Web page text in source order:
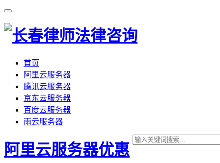
首页
阿里云服务器
腾讯云服务器
京东云服务器
百度云服务器
雨云服务器
阿里云服务器优惠